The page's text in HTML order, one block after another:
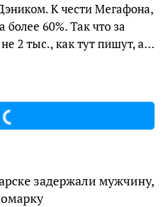
К чести Мегафона,
60%. Так что за
2 тыс., как тут пишут, а…
задержали мужчину,